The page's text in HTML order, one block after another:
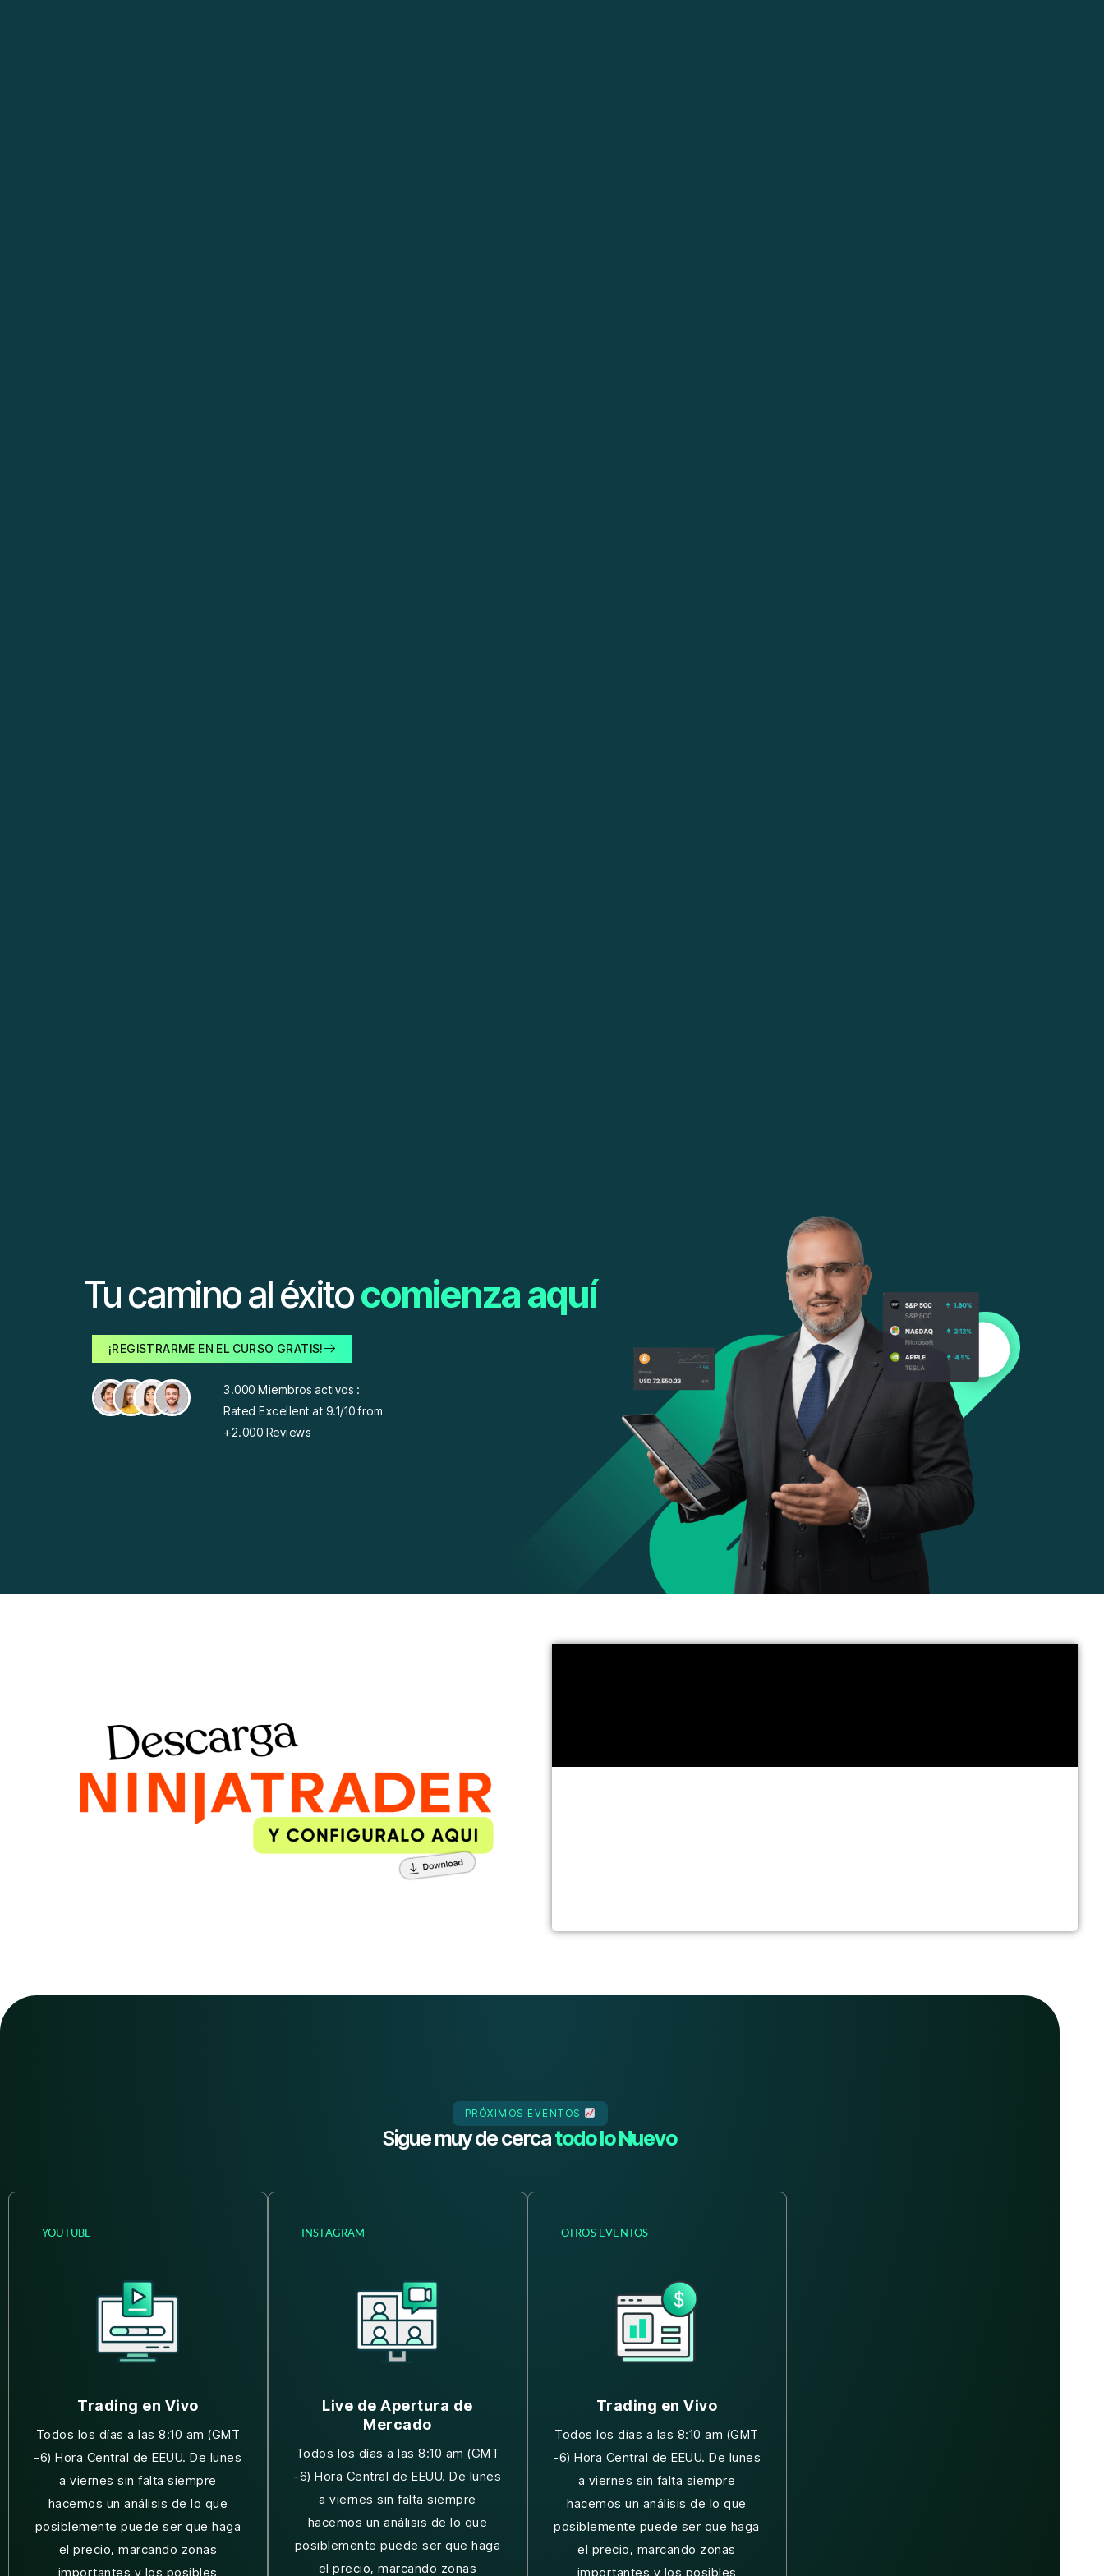
Tu camino al éxitocomienza aquí
¡REGISTRARME EN EL CURSO GRATIS!
3.000 Miembros activos :
Rated Excellent at 9.1/10 from
+2.000 Reviews
PRÓXIMOS EVENTOS
Sigue muy de cercatodo lo Nuevo
Trading en Vivo
Todos los días a las 8:10 am (GMT
-6) Hora Central de EEUU. De lunes
a viernes sin falta siempre
hacemos un análisis de lo que
posiblemente puede ser que haga
el precio, marcando zonas
importantes y los posibles
YOUTUBE
Live de Apertura de
Mercado
Todos los días a las 8:10 am (GMT
-6) Hora Central de EEUU. De lunes
a viernes sin falta siempre
hacemos un análisis de lo que
posiblemente puede ser que haga
el precio, marcando zonas
INSTAGRAM
Trading en Vivo
Todos los días a las 8:10 am (GMT
-6) Hora Central de EEUU. De lunes
a viernes sin falta siempre
hacemos un análisis de lo que
posiblemente puede ser que haga
el precio, marcando zonas
importantes y los posibles
OTROS EVENTOS